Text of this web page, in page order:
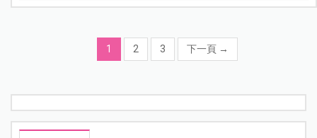
1 2 3 下一頁 →